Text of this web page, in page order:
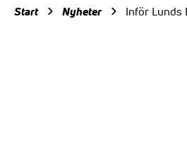
Start Nyheter Inför Lunds